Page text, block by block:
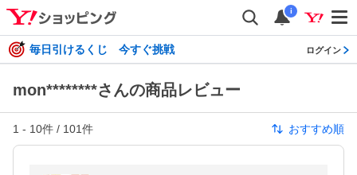
i
毎日引けるくじ 今すぐ挑戦 ログイン
mon********さんの商品レビュー
1 - 10件 / 101件 おすすめ順